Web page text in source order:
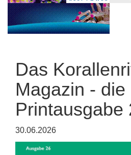
Das
Magazin - die
Printausgabe
30.06.2026